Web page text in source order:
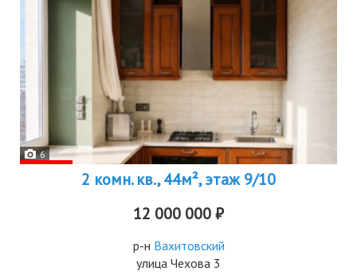
6
2 комн. кв., 44м², этаж 9/10
12 000 000 ₽
р-н Вахитовский
улица Чехова 3